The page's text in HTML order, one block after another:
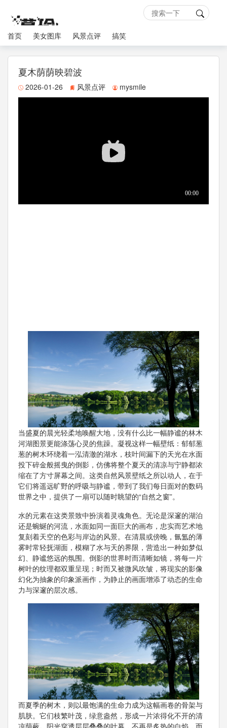
首页 美女图库 风景点评 搞笑
夏木荫荫映碧波
2026-01-26 风景点评 mysmile
当盛夏的晨光轻柔地唤醒大地，没有什么比一幅静谧的林木
河湖图景更能涤荡心灵的焦躁。凝视这样一幅壁纸：郁郁葱
葱的树木环绕着一泓清澈的湖水，枝叶间漏下的天光在水面
投下碎金般摇曳的倒影，仿佛将整个夏天的清凉与宁静都浓
缩在了方寸屏幕之间。这类自然风景壁纸之所以动人，在于
它们将遥远旷野的呼吸与静谧，带到了我们每日面对的数码
世界之中，提供了一扇可以随时眺望的“自然之窗”。
水的元素在这类景致中扮演着灵魂角色。无论是深邃的湖泊
还是蜿蜒的河流，水面如同一面巨大的画布，忠实而艺术地
复刻着天空的色彩与岸边的风景。在清晨或傍晚，氤氲的薄
雾时常轻抚湖面，模糊了水与天的界限，营造出一种如梦似
幻、静谧悠远的氛围。倒影的世界时而清晰如镜，将每一片
树叶的纹理都双重呈现；时而又被微风吹皱，将现实的影像
幻化为抽象的印象派画作，为静止的画面增添了动态的生命
力与深邃的层次感。
而夏季的树木，则以最饱满的生命力成为这幅画卷的骨架与
肌肤。它们枝繁叶茂，绿意盎然，形成一片浓得化不开的清